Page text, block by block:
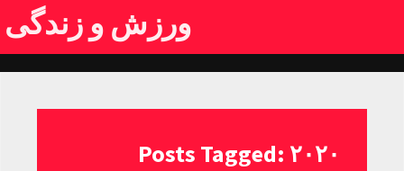
ورزش و زندگی
Posts Tagged: ۲۰۲۰